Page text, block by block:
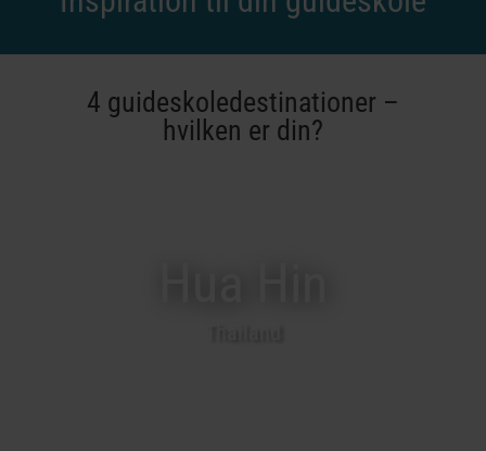
4 guideskoledestinationer –
hvilken er din?